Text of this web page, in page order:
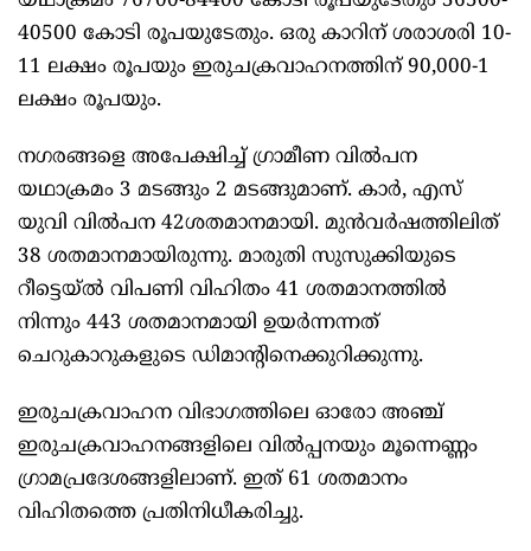
40500 കോടി രൂപയുടേതും. ഒരു കാറിന് ശരാശരി 10-
11 ലക്ഷം രൂപയും ഇരുചക്രവാഹനത്തിന് 90,000-1
ലക്ഷം രൂപയും.
നഗരങ്ങളെ അപേക്ഷിച്ച് ഗ്രാമീണ വില്‍പന
യഥാക്രമം 3 മടങ്ങും 2 മടങ്ങുമാണ്. കാര്‍, എസ്
യുവി വില്‍പന 42ശതമാനമായി. മുന്‍വര്‍ഷത്തിലിത്
38 ശതമാനമായിരുന്നു. മാരുതി സുസുക്കിയുടെ
റീട്ടെയ്ല്‍ വിപണി വിഹിതം 41 ശതമാനത്തില്‍
നിന്നും 443 ശതമാനമായി ഉയര്‍ന്നന്നത്
ചെറുകാറുകളുടെ ഡിമാന്റിനെക്കുറിക്കുന്നു.
ഇരുചക്രവാഹന വിഭാഗത്തിലെ ഓരോ അഞ്ച്
ഇരുചക്രവാഹനങ്ങളിലെ വില്‍പ്പനയും മൂന്നെണ്ണം
ഗ്രാമപ്രദേശങ്ങളിലാണ്. ഇത് 61 ശതമാനം
വിഹിതത്തെ പ്രതിനിധീകരിച്ചു.